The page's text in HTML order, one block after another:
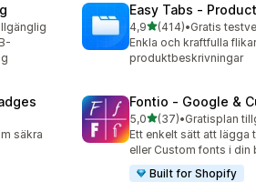
Easy Tabs ‑
4,9av 5 stjärnor
(414)
414 recensioner totalt
•
Enkla och kraftfulla
produktbeskrivningar
säkra
Fontio ‑ Google &
5,0av 5 stjärnor
(37)
37 recensioner totalt
•Gratisplan
Ett enkelt sätt att lägga
eller Custom fonts i din
Built for Shopify